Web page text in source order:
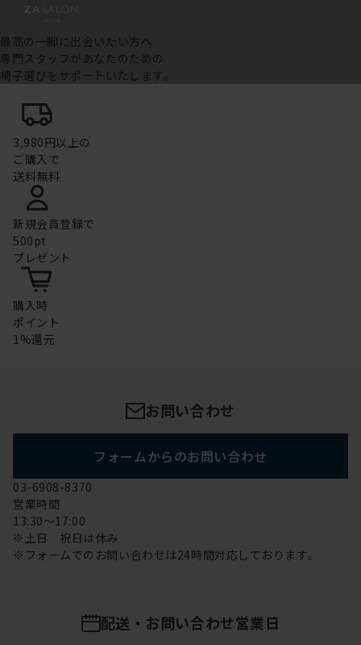
最高の一脚に出会いたい方へ
専門スタッフがあなたのための
椅子選びをサポートいたします。
3,980円以上の
ご購入で
送料無料
新規会員登録で
500pt
プレゼント
購入時
ポイント
1%還元
お問い合わせ
フォームからのお問い合わせ
03-6908-8370
営業時間
13:30～17:00
※土日 祝日は休み
※フォームでのお問い合わせは24時間対応しております。
配送・お問い合わせ営業日